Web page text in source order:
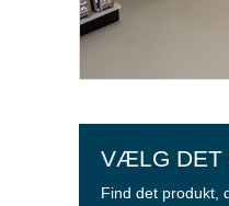
VÆLG DET
Find det produkt,